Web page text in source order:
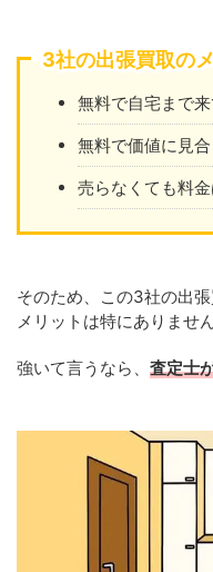
3社の出張買取の
無料で自宅まで来
無料で価値に見合
売らなくても料金
そのため、この3社の出
メリットは特にありません
強いて言うなら、 査定士